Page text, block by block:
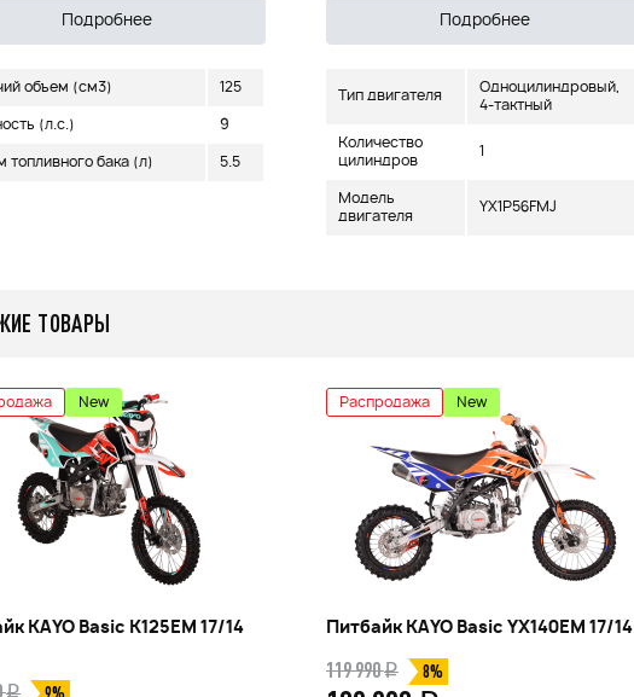
Подробнее
объем (см3) 125
(л.с.) 9
топливного бака (л) 5.5
Подробнее
Тип двигателя
Одноцилиндровый,
4-тактный
Количество
цилиндров
1
Модель
двигателя
YX1P56FMJ
ТОВАРЫ
New
KAYO Basic K125EM 17/14
q
Распродажа New
Питбайк KAYO Basic YX140EM 17/14
119 990q 8%